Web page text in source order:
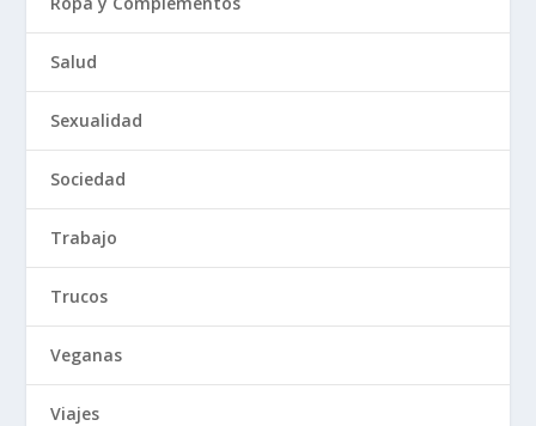
Salud
Sexualidad
Sociedad
Trabajo
Trucos
Veganas
Viajes